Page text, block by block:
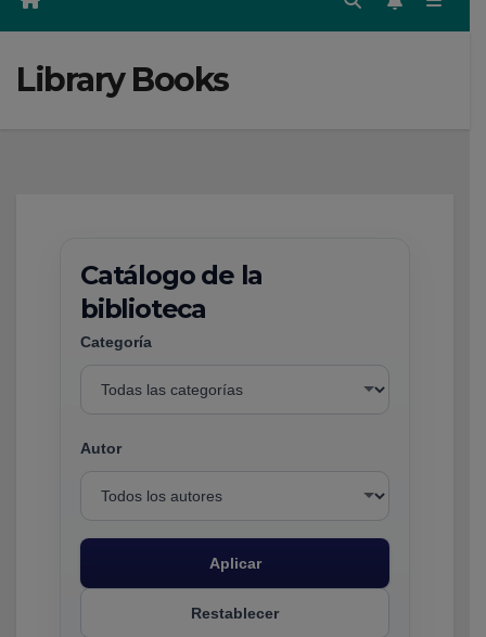
Library Books
Catálogo de la
biblioteca
Categoría
Autor
Aplicar
Restablecer